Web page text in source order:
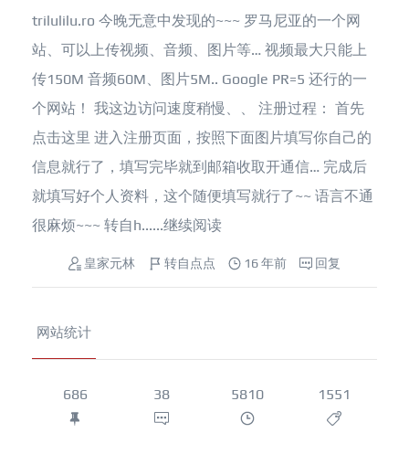
trilulilu.ro 今晚无意中发现的~~~ 罗马尼亚的一个网
站、可以上传视频、音频、图片等… 视频最大只能上
传150M 音频60M、图片5M.. Google PR=5 还行的一
个网站！ 我这边访问速度稍慢、、 注册过程： 首先
点击这里 进入注册页面，按照下面图片填写你自己的
信息就行了，填写完毕就到邮箱收取开通信… 完成后
就填写好个人资料，这个随便填写就行了~~ 语言不通
很麻烦~~~ 转自h......继续阅读
皇家元林 转自点点 16 年前 回复
网站统计
686 38 5810 1551